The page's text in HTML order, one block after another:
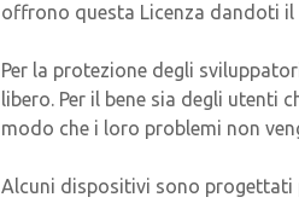
offrono questa Licenza dandoti
Per la protezione degli
libero. Per il bene sia degli utenti
modo che i loro problemi non
Alcuni dispositivi sono progettati